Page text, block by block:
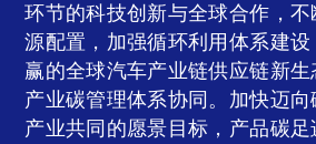
环节的科技创新与全球合作，
源配置，加强循环利用体系建
赢的全球汽车产业链供应链新
产业碳管理体系协同。加快迈
产业共同的愿景目标，产品碳